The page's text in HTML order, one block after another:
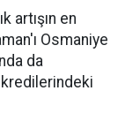
artışın en
Osmaniye
da
kredilerindeki